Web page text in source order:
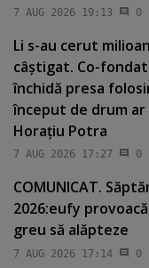
7 AUG 2026 19:13 0
Li s-au cerut
câştigat. Co-
închidă presa
început de drum
Horaţiu Potra
7 AUG 2026 17:27 0
COMUNICAT.
2026:eufy
greu să alăpteze
7 AUG 2026 17:14 0